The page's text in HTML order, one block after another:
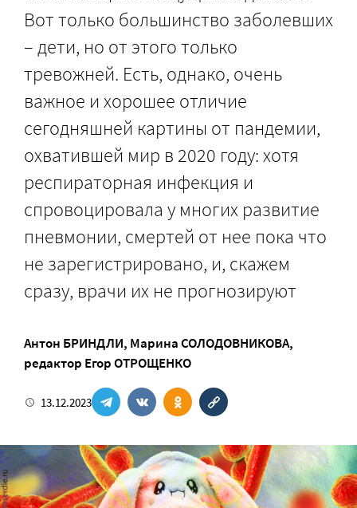
Вот только большинство заболевших
– дети, но от этого только
тревожней. Есть, однако, очень
важное и хорошее отличие
сегодняшней картины от пандемии,
охватившей мир в 2020 году: хотя
респираторная инфекция и
спровоцировала у многих развитие
пневмонии, смертей от нее пока что
не зарегистрировано, и, скажем
сразу, врачи их не прогнозируют
Антон БРИНДЛИ, Марина СОЛОДОВНИКОВА,
редактор Егор ОТРОЩЕНКО
13.12.2023